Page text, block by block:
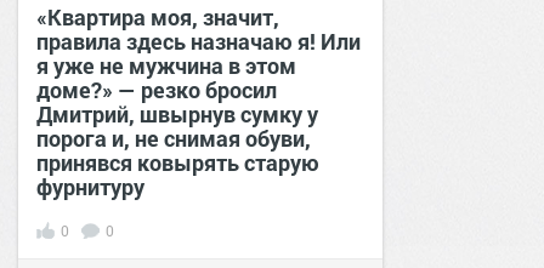
«Квартира моя, значит,
правила здесь назначаю я! Или
я уже не мужчина в этом
доме?» — резко бросил
Дмитрий, швырнув сумку у
порога и, не снимая обуви,
принявся ковырять старую
фурнитуру
0 0